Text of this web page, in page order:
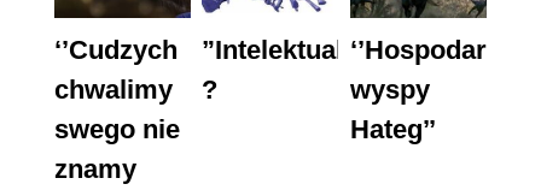
‘’Cudzych
chwalimy
swego nie
znamy
”Intelektualiści”
?
‘’Hospodar
wyspy
Hateg’’